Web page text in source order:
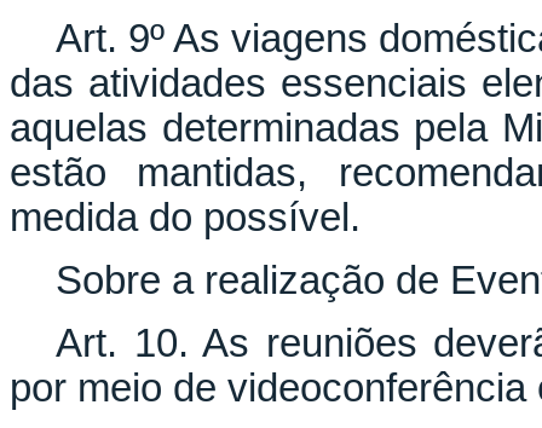
Art. 9º As viagens
das atividades essenciais
aquelas determinadas pela
estão mantidas,
medida do possível.
Sobre a realização de
Art. 10. As reuniões
por meio de